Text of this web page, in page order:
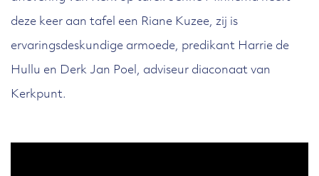
deze keer aan tafel een Riane Kuzee, zij is
ervaringsdeskundige armoede, predikant Harrie de
Hullu en Derk Jan Poel, adviseur diaconaat van
Kerkpunt.